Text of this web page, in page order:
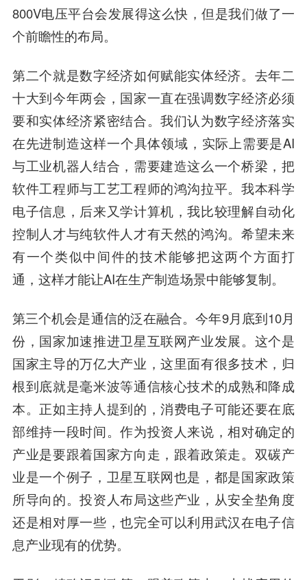
800V电压平台会发展得这么快，但是我们做了一
个前瞻性的布局。
第二个就是数字经济如何赋能实体经济。 去年二
十大到今年两会，国家一直在强调数字经济必须
要和实体经济紧密结合。我们认为数字经济落实
在先进制造这样一个具体领域，实际上需要是AI
与工业机器人结合，需要建造这么一个桥梁，把
软件工程师与工艺工程师的鸿沟拉平。我本科学
电子信息，后来又学计算机，我比较理解自动化
控制人才与纯软件人才有天然的鸿沟。希望未来
有一个类似中间件的技术能够把这两个方面打
通，这样才能让AI在生产制造场景中能够复制。
第三个机会是通信的泛在融合。今年9月底到10月
份，国家加速推进卫星互联网产业发展。这个是
国家主导的万亿大产业，这里面有很多技术，归
根到底就是毫米波等通信核心技术的成熟和降成
本。正如主持人提到的，消费电子可能还要在底
部维持一段时间。作为投资人来说，相对确定的
产业是要跟着国家方向走，跟着政策走。双碳产
业是一个例子，卫星互联网也是，都是国家政策
所导向的。投资人布局这些产业，从安全垫角度
还是相对厚一些，也完全可以利用武汉在电子信
息产业现有的优势。